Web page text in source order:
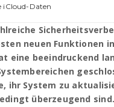
iCloud-Daten
neuen Funktionen
eine beeindruckend
ihr System zu
überzeugend sind.